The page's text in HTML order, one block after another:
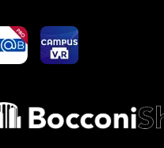
Campus VR
shop